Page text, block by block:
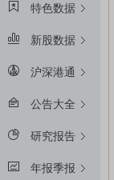
特色数据
新股数据
沪深港通
公告大全
研究报告
年报季报